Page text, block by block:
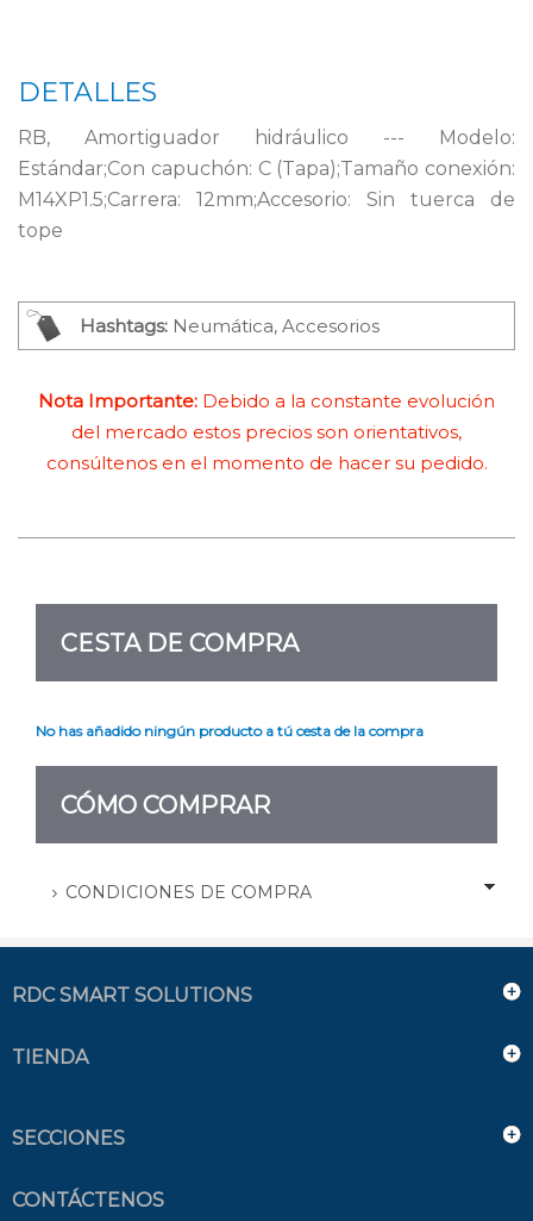
DETALLES
RB, Amortiguador hidráulico --- Modelo:
Estándar;Con capuchón: C (Tapa);Tamaño conexión:
M14XP1.5;Carrera: 12mm;Accesorio: Sin tuerca de
tope
Hashtags: Neumática, Accesorios
Nota Importante: Debido a la constante evolución
del mercado estos precios son orientativos,
consúltenos en el momento de hacer su pedido.
CESTA DE COMPRA
No has añadido ningún producto a tú cesta de la compra
CÓMO COMPRAR
CONDICIONES DE COMPRA
RDC SMART SOLUTIONS
TIENDA
SECCIONES
CONTÁCTENOS